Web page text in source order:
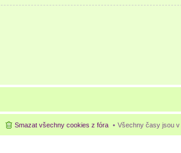
Všechny časy jsou v
Smazat všechny cookies z fóra